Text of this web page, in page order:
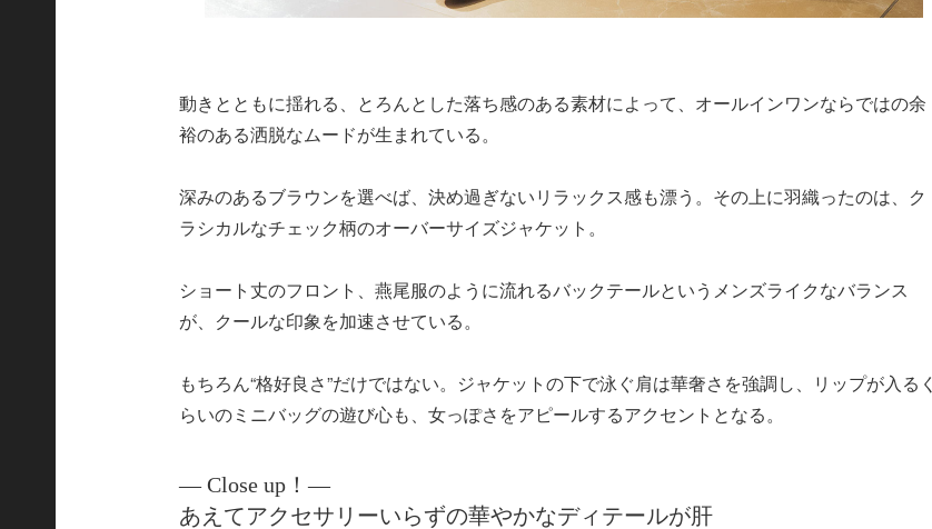
動きとともに揺れる、とろんとした落ち感のある素材によって、オールインワンならではの余
裕のある洒脱なムードが生まれている。
深みのあるブラウンを選べば、決め過ぎないリラックス感も漂う。その上に羽織ったのは、ク
ラシカルなチェック柄のオーバーサイズジャケット。
ショート丈のフロント、燕尾服のように流れるバックテールというメンズライクなバランス
が、クールな印象を加速させている。
もちろん“格好良さ”だけではない。ジャケットの下で泳ぐ肩は華奢さを強調し、リップが入るく
らいのミニバッグの遊び心も、女っぽさをアピールするアクセントとなる。
― Close up！―
あえてアクセサリーいらずの華やかなディテールが肝